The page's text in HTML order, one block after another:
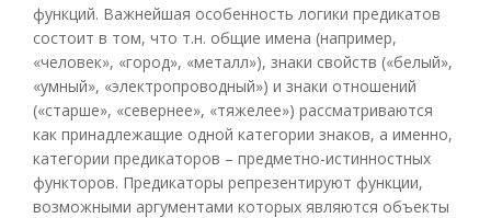
функций. Важнейшая особенность логики предикатов
состоит в том, что т.н. общие имена (например,
«человек», «город», «металл»), знаки свойств («белый»,
«умный», «электропроводный») и знаки отношений
(«старше», «севернее», «тяжелее») рассматриваются
как принадлежащие одной категории знаков, а именно,
категории предикаторов – предметно-истинностных
функторов. Предикаторы репрезентируют функции,
возможными аргументами которых являются объекты